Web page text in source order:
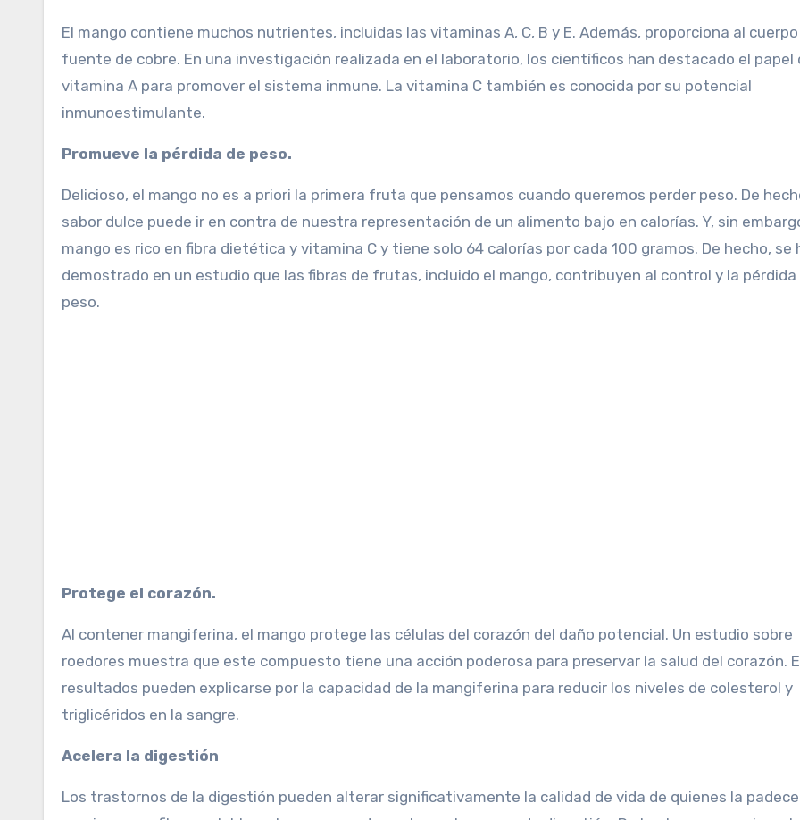
El mango contiene muchos nutrientes, incluidas las vitaminas A, C, B y E. Además, proporciona al
fuente de cobre. En una investigación realizada en el laboratorio, los científicos han destacado el papel
vitamina A para promover el sistema inmune. La vitamina C también es conocida por su potencial
inmunoestimulante.
Promueve la pérdida de peso.
Delicioso, el mango no es a priori la primera fruta que pensamos cuando queremos perder peso. De
sabor dulce puede ir en contra de nuestra representación de un alimento bajo en calorías. Y, sin
mango es rico en fibra dietética y vitamina C y tiene solo 64 calorías por cada 100 gramos. De hecho, se
demostrado en un estudio que las fibras de frutas, incluido el mango, contribuyen al control y la pérdida
peso.
Protege el corazón.
Al contener mangiferina, el mango protege las células del corazón del daño potencial. Un estudio sobre
roedores muestra que este compuesto tiene una acción poderosa para preservar la salud del corazón.
resultados pueden explicarse por la capacidad de la mangiferina para reducir los niveles de colesterol y
triglicéridos en la sangre.
Acelera la digestión
Los trastornos de la digestión pueden alterar significativamente la calidad de vida de quienes la